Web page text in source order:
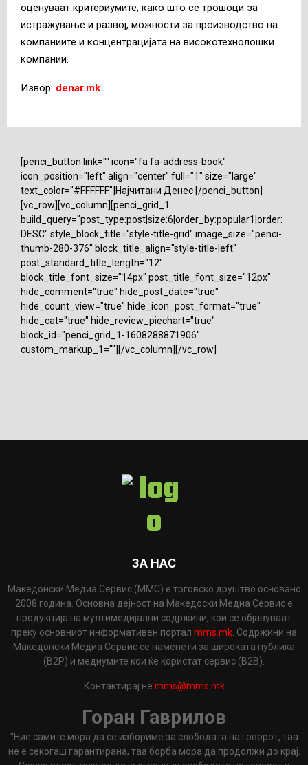
оценуваат критериумите, како што се трошоци за
истражување и развој, можности за производство на
компаниите и концентрацијата на високотехнолошки
компании.
Извор: denar.mk
[penci_button link="" icon="fa fa-address-book"
icon_position="left" align="center" full="1" size="large"
text_color="#FFFFFF"]Најчитани Денес [/penci_button]
[vc_row][vc_column][penci_grid_1
build_query="post_type:post|size:6|order_by:popular1|order:
DESC" style_block_title="style-title-grid" image_size="penci-
thumb-280-376" block_title_align="style-title-left"
post_standard_title_length="12"
block_title_font_size="14px" post_title_font_size="12px"
hide_comment="true" hide_post_date="true"
hide_count_view="true" hide_icon_post_format="true"
hide_cat="true" hide_review_piechart="true"
block_id="penci_grid_1-1608288871906"
custom_markup_1=""][/vc_column][/vc_row]
ЗА НАС
Македонски Медиа Сервис (ММС) е трговско друштво основано
2008 година. Основна дејност на Македоски Медиа Сервис е
продукција на мултимедијални содржини, кои се објавуваат
преку основниот информативен портал mms.mk . Содржини на
Македонски Медиа Сервис се наменети за широката публика
(B2P) и медиумите кои ќе користат сервис (B2B).
Контактирај не mms@mms.mk
Горан Гаврилов
"Ние самите мора да се избориме за слободата на говорот, таа
не е секогаш гарантирана, таа борба мора да продолжи до крај.